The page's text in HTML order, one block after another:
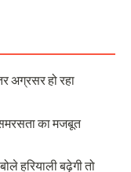
अग्रसर हो रहा
का मजबूत
हरियाली बढ़ेगी तो